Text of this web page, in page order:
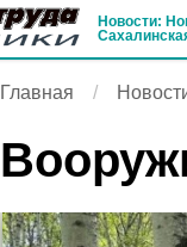
Новости:
Главная